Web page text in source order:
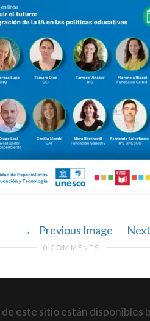
Previous Image
0 COMMENTS
de este sitio están disponibles